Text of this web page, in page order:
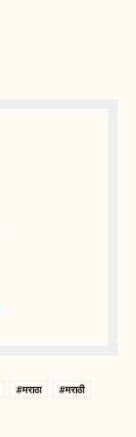
#मराठा
#मराठी